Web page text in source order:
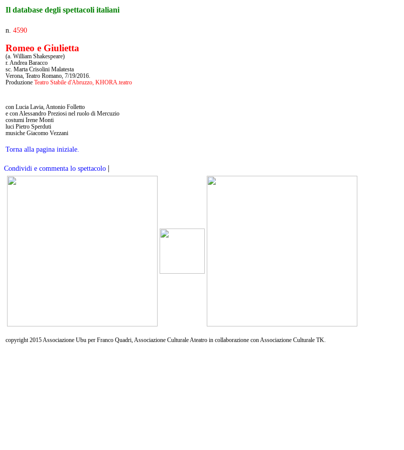
Il database degli spettacoli italiani
n. 4590
Romeo e Giulietta
(a. William Shakespeare)
r. Andrea Baracco
sc. Marta Crisolini Malatesta
Verona, Teatro Romano, 7/19/2016.
Produzione Teatro Stabile d'Abruzzo, KHORA.teatro
con Lucia Lavia, Antonio Folletto
e con Alessandro Preziosi nel ruolo di Mercuzio
costumi Irene Monti
luci Pietro Sperduti
musiche Giacomo Vezzani
Torna alla pagina iniziale.
Condividi e commenta lo spettacolo |
copyright 2015 Associazione Ubu per Franco Quadri, Associazione Culturale Ateatro in collaborazione con Associazione Culturale TK.